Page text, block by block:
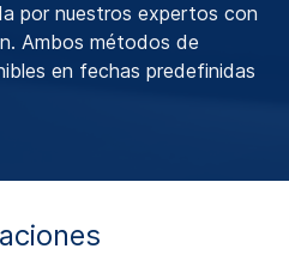
por nuestros expertos con
Ambos métodos de
en fechas predefinidas